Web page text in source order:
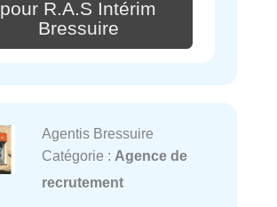
pour R.A.S Intérim
Bressuire
Agentis Bressuire
Catégorie : Agence de
recrutement